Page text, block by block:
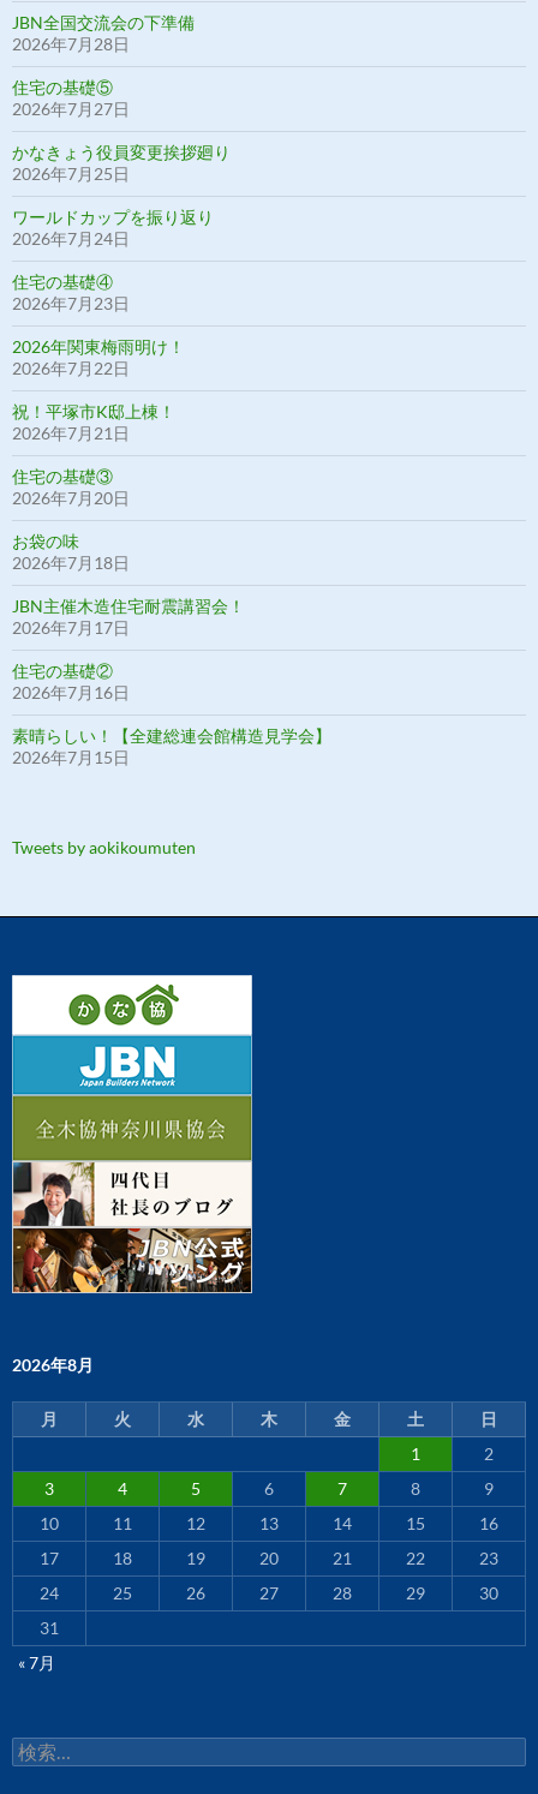
JBN全国交流会の下準備
2026年7月28日
住宅の基礎⑤
2026年7月27日
かなきょう役員変更挨拶廻り
2026年7月25日
ワールドカップを振り返り
2026年7月24日
住宅の基礎④
2026年7月23日
2026年関東梅雨明け！
2026年7月22日
祝！平塚市K邸上棟！
2026年7月21日
住宅の基礎③
2026年7月20日
お袋の味
2026年7月18日
JBN主催木造住宅耐震講習会！
2026年7月17日
住宅の基礎②
2026年7月16日
素晴らしい！【全建総連会館構造見学会】
2026年7月15日
Tweets by aokikoumuten
2026年8月
月 火 水 木 金 土
日
1
2
3
4 5 6 7 8
9
10
11 12 13 14 15
16
17
18 19 20 21 22
23
24
25 26 27 28 29
30
31
« 7月
検
索: